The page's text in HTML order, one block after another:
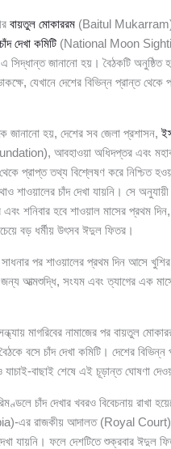
বায়তুল মোকাররম (Baitul Mukarram)
দেখা কমিটি (National Moon
সিদ্ধান্ত জানানো হয়। বৈঠকটি অনুষ্ঠিত
যেখানে দেশের বিভিন্ন প্রান্ত থেকে
জানানো হয়, দেশের সব জেলা প্রশাসন,
আবহাওয়া অধিদপ্তর এবং
প্রাপ্ত তথ্য বিশ্লেষণ করে নিশ্চিত
শাওয়ালের চাঁদ দেখা যায়নি। সে
এবং শনিবার হবে শাওয়াল মাসের প্রথম
বড় ধর্মীয় উৎসব ঈদুল ফিতর।
পর শাওয়ালের প্রথম দিন আসে খুশির
জন্য আত্মশুদ্ধি, সংযম এবং ত্যাগের এক
মাগরিবের নামাজের পর বায়তুল
বসে চাঁদ দেখা কমিটি। দেশের বিভিন্ন
যাচাই-বাছাই শেষে এই চূড়ান্ত ঘোষণা
চাঁদ দেখার খবরও বিবেচনায় রাখা
এর রাজকীয় আদালত (Royal Court)
যায়নি। ফলে দেশটিতে শুক্রবার ঈদুল